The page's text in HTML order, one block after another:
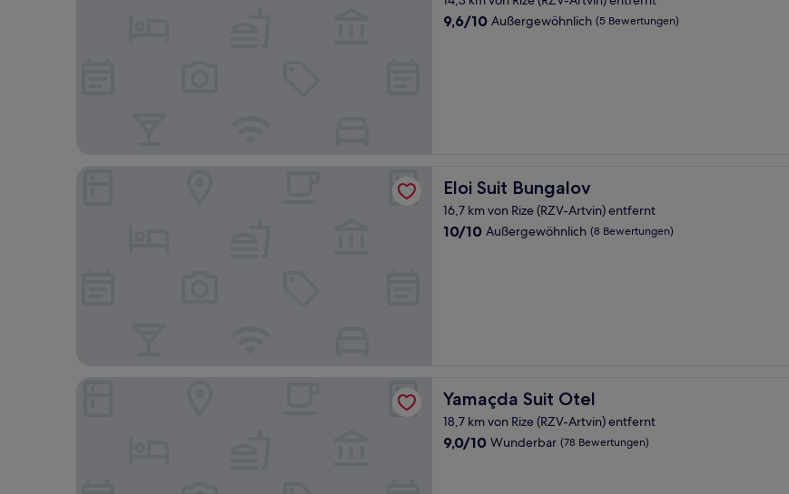
9.6
9,6/10 Außergewöhnlich (5 Bewertungen)
Eloi Suit Bungalov
Eloi Suit Bungalov
16,7 km von Rize (RZV-Artvin) entfernt
10.0
10/10 Außergewöhnlich (8 Bewertungen)
Yamaçda Suit Otel
Yamaçda Suit Otel
18,7 km von Rize (RZV-Artvin) entfernt
9.0
9,0/10 Wunderbar (78 Bewertungen)
Yamaçda Suit Otel